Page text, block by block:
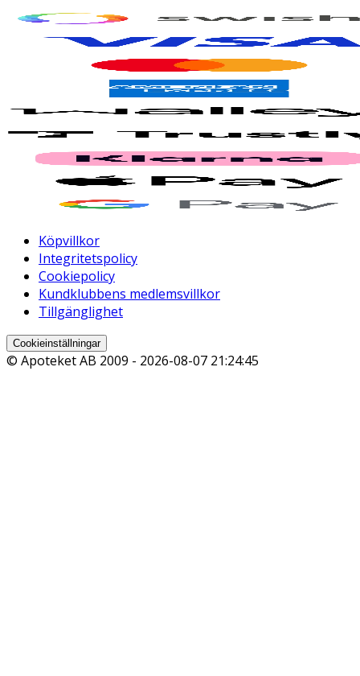
Köpvillkor
Integritetspolicy
Cookiepolicy
Kundklubbens medlemsvillkor
Tillgänglighet
Cookieinställningar
© Apoteket AB 2009 - 2026-08-07 21:24:45